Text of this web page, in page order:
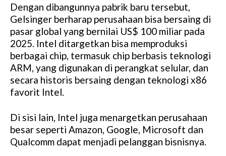
Dengan dibangunnya pabrik baru tersebut,
Gelsinger berharap perusahaan bisa bersaing di
pasar global yang bernilai US$ 100 miliar pada
2025. Intel ditargetkan bisa memproduksi
berbagai chip, termasuk chip berbasis teknologi
ARM, yang digunakan di perangkat selular, dan
secara historis bersaing dengan teknologi x86
favorit Intel.
Di sisi lain, Intel juga menargetkan perusahaan
besar seperti Amazon, Google, Microsoft dan
Qualcomm dapat menjadi pelanggan bisnisnya.